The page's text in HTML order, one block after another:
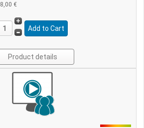
8,00 €
Product details